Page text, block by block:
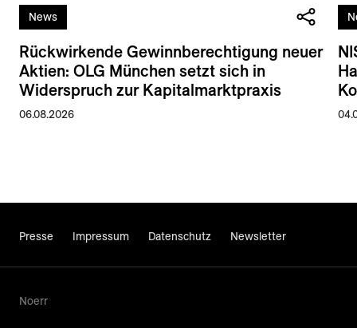
News
Rückwirkende Gewinnberechtigung neuer
Aktien: OLG München setzt sich in
Widerspruch zur Kapitalmarktpraxis
06.08.2026
Presse Impressum Datenschutz Newsletter
Noerr